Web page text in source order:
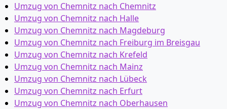
Umzug von Chemnitz nach Chemnitz
Umzug von Chemnitz nach Halle
Umzug von Chemnitz nach Magdeburg
Umzug von Chemnitz nach Freiburg im Breisgau
Umzug von Chemnitz nach Krefeld
Umzug von Chemnitz nach Mainz
Umzug von Chemnitz nach Lübeck
Umzug von Chemnitz nach Erfurt
Umzug von Chemnitz nach Oberhausen